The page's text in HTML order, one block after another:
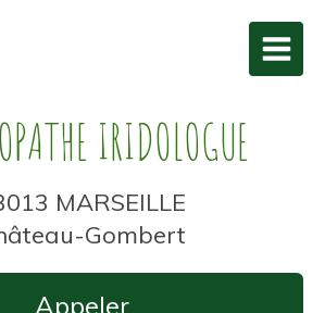
IRIDOLOGUE
MARSEILLE
Gombert
Appeler